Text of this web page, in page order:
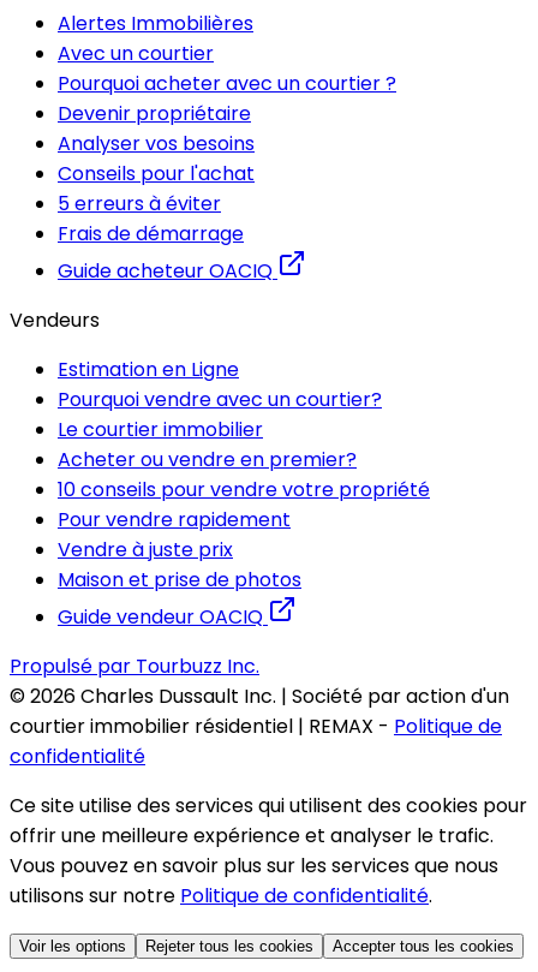
Alertes Immobilières
Avec un courtier
Pourquoi acheter avec un courtier ?
Devenir propriétaire
Analyser vos besoins
Conseils pour l'achat
5 erreurs à éviter
Frais de démarrage
Guide acheteur OACIQ
Vendeurs
Estimation en Ligne
Pourquoi vendre avec un courtier?
Le courtier immobilier
Acheter ou vendre en premier?
10 conseils pour vendre votre propriété
Pour vendre rapidement
Vendre à juste prix
Maison et prise de photos
Guide vendeur OACIQ
Propulsé par Tourbuzz Inc.
©2026Charles Dussault Inc. | Société par action d'un
courtier immobilier résidentiel | REMAX - Politique de
confidentialité
Ce site utilise des services qui utilisent des cookies pour
offrir une meilleure expérience et analyser le trafic.
Vous pouvez en savoir plus sur les services que nous
utilisons sur notre Politique de confidentialité.
Voir les options Rejeter tous les cookies Accepter tous les cookies